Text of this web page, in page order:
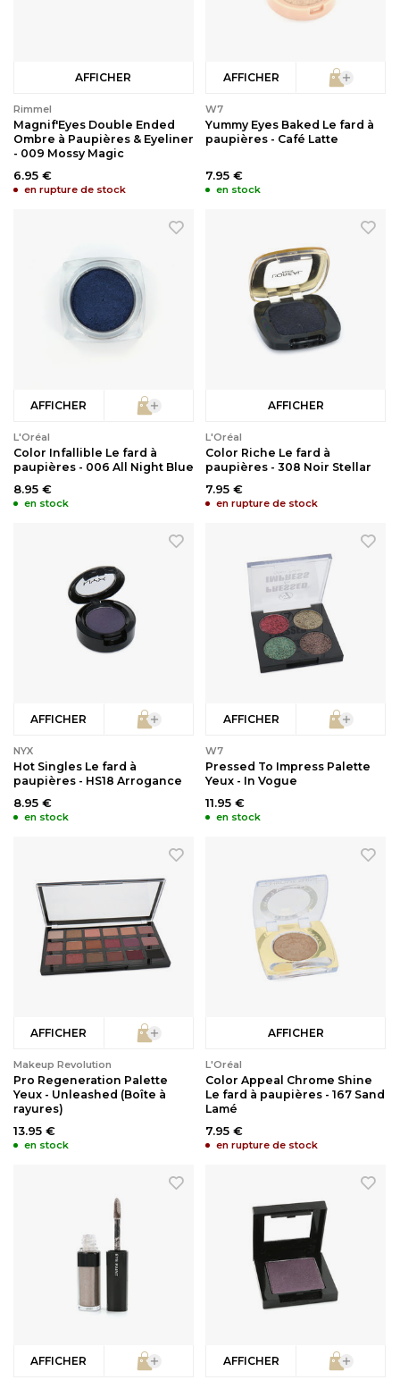
Démaquillants
Épilation
AFFICHER
Rimmel
Magnif'Eyes Double Ended
Ombre à Paupières & Eyeliner
- 009 Mossy Magic
6.95 €
en rupture de stock
AFFICHER
W7
Yummy Eyes Baked Le fard à
paupières - Café Latte
7.95 €
en stock
AFFICHER
L'Oréal
Color Infallible Le fard à
paupières - 006 All Night Blue
8.95 €
en stock
AFFICHER
L'Oréal
Color Riche Le fard à
paupières - 308 Noir Stellar
7.95 €
en rupture de stock
AFFICHER
NYX
Hot Singles Le fard à
paupières - HS18 Arrogance
8.95 €
en stock
AFFICHER
W7
Pressed To Impress Palette
Yeux - In Vogue
11.95 €
en stock
AFFICHER
Makeup Revolution
Pro Regeneration Palette
Yeux - Unleashed (Boîte à
rayures)
13.95 €
en stock
AFFICHER
L'Oréal
Color Appeal Chrome Shine
Le fard à paupières - 167 Sand
Lamé
7.95 €
en rupture de stock
AFFICHER AFFICHER